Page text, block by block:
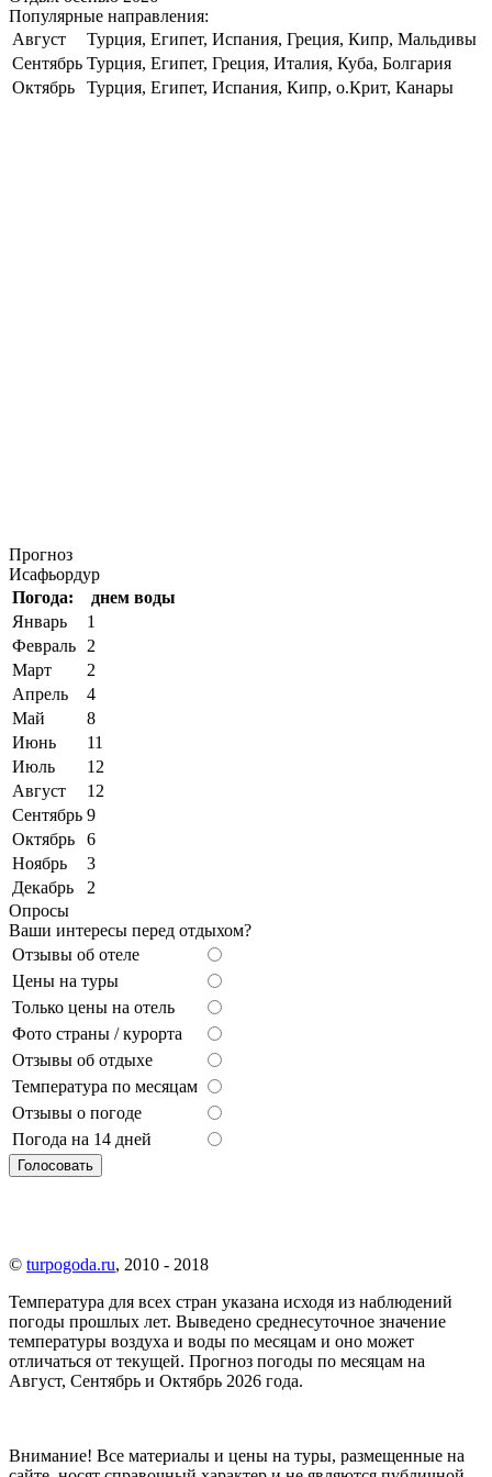
Популярные направления:
Август
Турция, Египет, Испания, Греция, Кипр, Мальдивы
Сентябрь Турция, Египет, Греция, Италия, Куба, Болгария
Октябрь
Турция, Египет, Испания, Кипр, о.Крит, Канары
Прогноз
Исафьордур
Погода:
днем воды
Январь
1
Февраль
2
Март
2
Апрель
4
Май
8
Июнь
11
Июль
12
Август
12
Сентябрь 9
Октябрь
6
Ноябрь
3
Декабрь
2
Опросы
Ваши интересы перед отдыхом?
Отзывы об отеле
Цены на туры
Только цены на отель
Фото страны / курорта
Отзывы об отдыхе
Температура по месяцам
Отзывы о погоде
Погода на 14 дней
© turpogoda.ru, 2010 - 2018
Температура для всех стран указана исходя из наблюдений
погоды прошлых лет. Выведено среднесуточное значение
температуры воздуха и воды по месяцам и оно может
отличаться от текущей. Прогноз погоды по месяцам на
Август, Сентябрь и Октябрь 2026 года.
Внимание! Все материалы и цены на туры, размещенные на